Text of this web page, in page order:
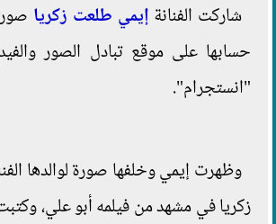
شاركت الفنانة إيمي طلعت زكريا
حسابها على موقع تبادل الصور
"انستجرام".
وظهرت إيمي وخلفها صورة لوالدها
زكريا في مشهد من فيلمه أبو علي،